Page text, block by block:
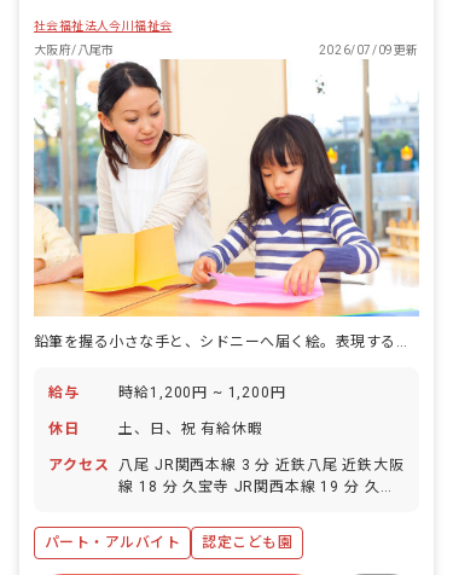
職員は豊かな愛情をもって接し、児童の
処遇向上のため知識の修得と技術の向上
に努めます。 ■保育目標 ・明るく素直
で、優しい思いやりのある心を育む ・自
ら考え、自分で行動できる心を育む ・自
分の思いを伝え、人の話を聞ける態度を
育む ・心身共に健康であり、基本的生活
習慣を育む ・公共の精神を培い人・自
然・物を大切にする心を育む
社会福祉法人今川福祉会
大阪府/八尾市
2026/07/09更新
給与 時給1,200円 ~ 1,200円
休日 土、日、祝 有給休暇
アクセス
八尾 JR関西本線 3 分 近鉄八尾 近鉄大阪
線 18 分 久宝寺 JR関西本線 19 分 久宝
大阪線 27 分
パート・アルバイト 認定こども園